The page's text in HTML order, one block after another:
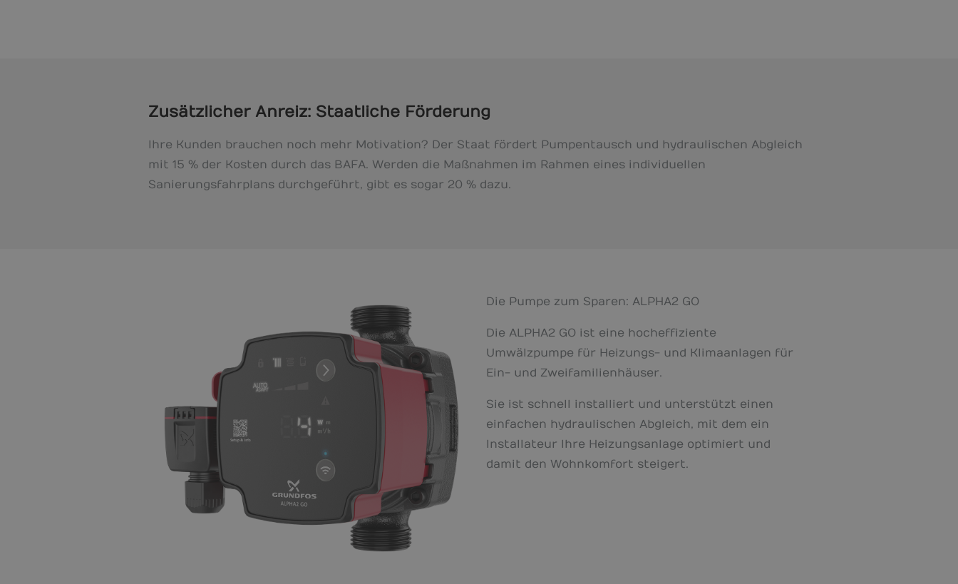
Zusätzlicher Anreiz: Staatliche Förderung
Ihre Kunden brauchen noch mehr Motivation? Der Staat fördert Pumpentausch und hydraulischen Abgleich
mit 15 % der Kosten durch das BAFA. Werden die Maßnahmen im Rahmen eines individuellen
Sanierungsfahrplans durchgeführt, gibt es sogar 20 % dazu.
Die Pumpe zum Sparen: ALPHA2 GO
Die ALPHA2 GO ist eine hocheffiziente
Umwälzpumpe für Heizungs- und Klimaanlagen für
Ein- und Zweifamilienhäuser.
Sie ist schnell installiert und unterstützt einen
einfachen hydraulischen Abgleich, mit dem ein
Installateur Ihre Heizungsanlage optimiert und
damit den Wohnkomfort steigert.